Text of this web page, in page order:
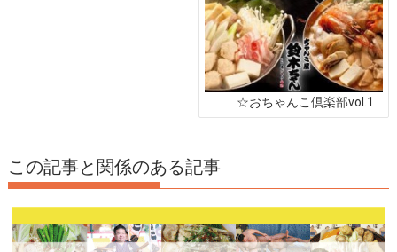
☆おちゃんこ倶楽部vol.1
この記事と関係のある記事